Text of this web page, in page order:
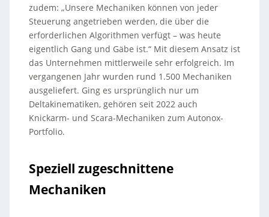
zudem: „Unsere Mechaniken können von jeder
Steuerung angetrieben werden, die über die
erforderlichen Algorithmen verfügt – was heute
eigentlich Gang und Gäbe ist.“ Mit diesem Ansatz ist
das Unternehmen mittlerweile sehr erfolgreich. Im
vergangenen Jahr wurden rund 1.500 Mechaniken
ausgeliefert. Ging es ursprünglich nur um
Deltakinematiken, gehören seit 2022 auch
Knickarm- und Scara-Mechaniken zum Autonox-
Portfolio.
Speziell zugeschnittene
Mechaniken